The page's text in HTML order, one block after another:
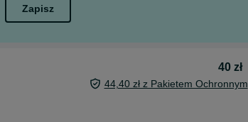
Zapisz
40 zł
44,40 zł z Pakietem Ochronnym